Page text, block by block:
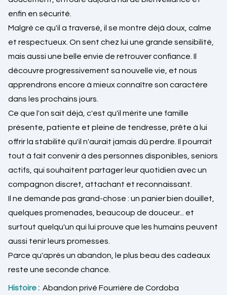
enfin en sécurité.
Malgré ce qu'il a traversé, il se montre déjà doux, calme
et respectueux. On sent chez lui une grande sensibilité,
mais aussi une belle envie de retrouver confiance. Il
découvre progressivement sa nouvelle vie, et nous
apprendrons encore à mieux connaître son caractère
dans les prochains jours.
Ce que l'on sait déjà, c'est qu'il mérite une famille
présente, patiente et pleine de tendresse, prête à lui
offrir la stabilité qu'il n'aurait jamais dû perdre. Il pourrait
tout à fait convenir à des personnes disponibles, seniors
actifs, qui souhaitent partager leur quotidien avec un
compagnon discret, attachant et reconnaissant.
Il ne demande pas grand-chose : un panier bien douillet,
quelques promenades, beaucoup de douceur... et
surtout quelqu'un qui lui prouve que les humains peuvent
aussi tenir leurs promesses.
Parce qu'après un abandon, le plus beau des cadeaux
reste une seconde chance.
Histoire : Abandon privé Fourrière de Cordoba